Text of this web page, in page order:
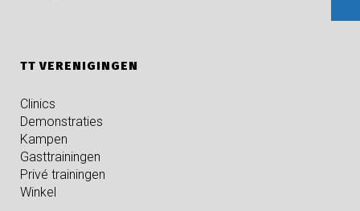
TT VERENIGINGEN
Clinics
Demonstraties
Kampen
Gasttrainingen
Privé trainingen
Winkel